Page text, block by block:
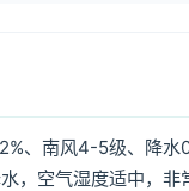
、南风4-5级、降水
，空气湿度适中，